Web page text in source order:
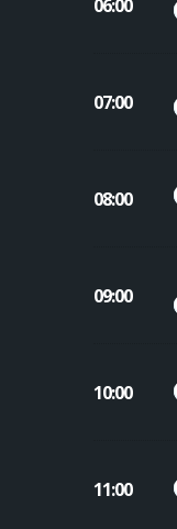
06:00
07:00
08:00
09:00
10:00
11:00